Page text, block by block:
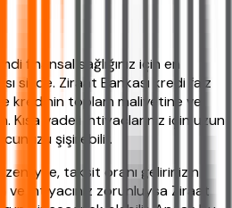
finansal sağlığınız için en
sizde. Ziraat Bankası kredi faiz
kredinin toplam maliyetine ve
Kısa vadeli ihtiyaçlarınız için uzun
şişirebilir.
taksit oranı gelirinizin
ve ihtiyacınız zorunluysa Ziraat